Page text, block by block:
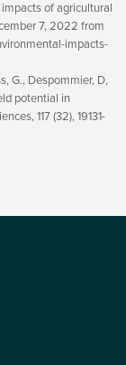
of agricultural
7, 2022 from
impacts-
G., Despommier, D,
potential in
117 (32), 19131-